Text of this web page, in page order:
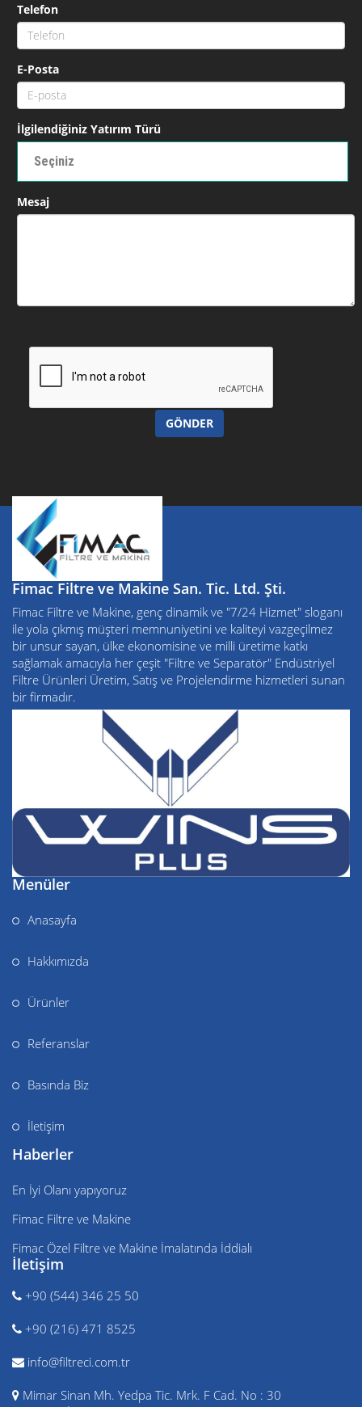
Telefon
E-Posta
İlgilendiğiniz Yatırım Türü
Seçiniz
Mesaj
GÖNDER
Fimac Filtre ve Makine San. Tic. Ltd. Şti.
Fimac Filtre ve Makine, genç dinamik ve "7/24 Hizmet" sloganı
ile yola çıkmış müşteri memnuniyetini ve kaliteyi vazgeçilmez
bir unsur sayan, ülke ekonomisine ve milli üretime katkı
sağlamak amacıyla her çeşit "Filtre ve Separatör" Endüstriyel
Filtre Ürünleri Üretim, Satış ve Projelendirme hizmetleri sunan
bir firmadır.
Menüler
Anasayfa
Hakkımızda
Ürünler
Referanslar
Basında Biz
İletişim
Haberler
En İyi Olanı yapıyoruz
Fimac Filtre ve Makine
Fimac Özel Filtre ve Makine İmalatında İddialı
İletişim
+90 (544) 346 25 50
+90 (216) 471 8525
info@filtreci.com.tr
Mimar Sinan Mh. Yedpa Tic. Mrk. F Cad. No : 30